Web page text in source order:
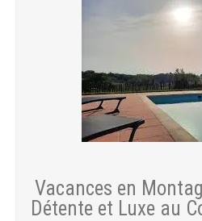
Vacances en
Détente et Luxe au